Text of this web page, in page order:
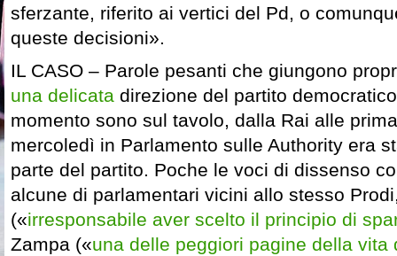
sferzante, riferito ai vertici del Pd, o
queste decisioni».
IL CASO – Parole pesanti che giungono
una delicata direzione del partito
momento sono sul tavolo, dalla Rai alle
mercoledì in Parlamento sulle Authority era
parte del partito. Poche le voci di dissenso
alcune di parlamentari vicini allo stesso
(«irresponsabile aver scelto il principio di
Zampa («una delle peggiori pagine della vita